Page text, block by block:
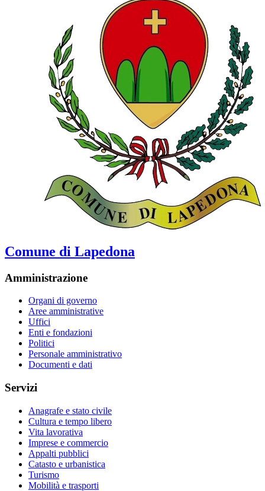
Comune di Lapedona
Amministrazione
Organi di governo
Aree amministrative
Uffici
Enti e fondazioni
Politici
Personale amministrativo
Documenti e dati
Servizi
Anagrafe e stato civile
Cultura e tempo libero
Vita lavorativa
Imprese e commercio
Appalti pubblici
Catasto e urbanistica
Turismo
Mobilità e trasporti